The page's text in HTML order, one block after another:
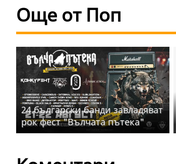
Още от Поп
24 български банди завладяват
рок фест "Вълчата пътека"